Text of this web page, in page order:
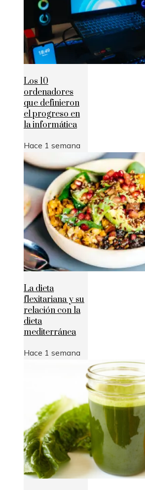
Los 10
ordenadores
que definieron
el progreso en
la informática
Hace 1 semana
La dieta
flexitariana y su
relación con la
dieta
mediterránea
Hace 1 semana